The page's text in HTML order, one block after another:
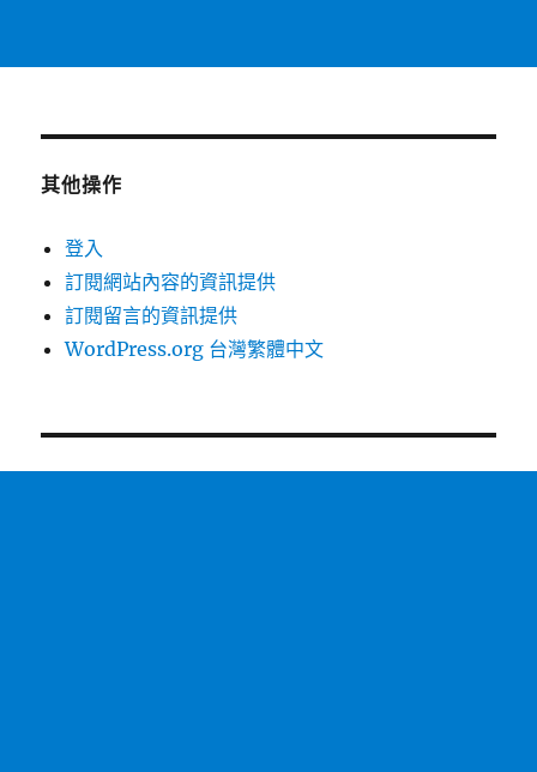
其他操作
登入
訂閱網站內容的資訊提供
訂閱留言的資訊提供
WordPress.org 台灣繁體中文